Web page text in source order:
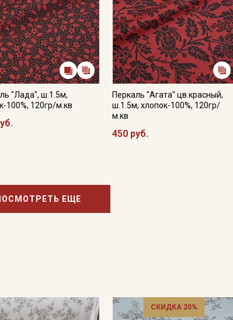
"Лада", ш.1.5м,
100%, 120гр/м.кв
Перкаль "Агата" цв.красный,
ш.1.5м, хлопок-100%, 120гр/
м.кв
450 руб.
ЕЩЕ
СКИДКА 20%
Подписаться
Политикой обработки персональных
на обработку персональных
получение рекламных и
рассылок